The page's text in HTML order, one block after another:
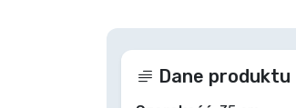
Dane produktu
Rzeczy sportowe